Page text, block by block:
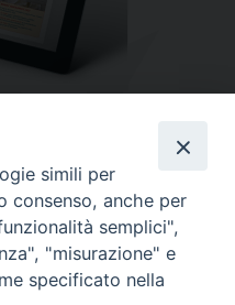
simili per
consenso, anche per
semplici",
"misurazione" e
specificato nella